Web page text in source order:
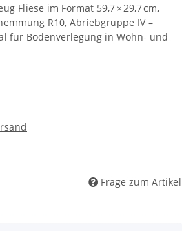
Fliese im Format 59,7 × 29,7 cm,
R10, Abriebgruppe IV –
für Bodenverlegung in Wohn- und
Frage zum Artikel